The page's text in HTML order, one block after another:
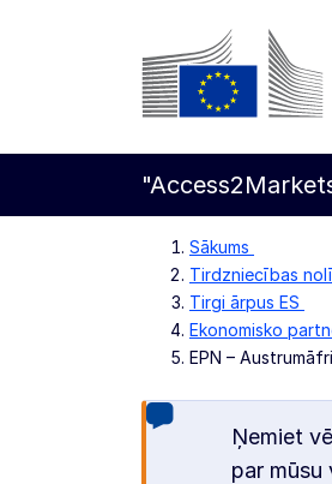
Pāriet uz galveno saturu
Sākums
Tirdzniecības
Tirgi ārpus ES
Ekonomisko
EPN –
Ņemiet
par mūsu